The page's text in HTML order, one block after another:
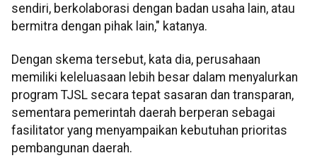
sendiri, berkolaborasi dengan badan usaha lain, atau
bermitra dengan pihak lain," katanya.
Dengan skema tersebut, kata dia, perusahaan
memiliki keleluasaan lebih besar dalam menyalurkan
program TJSL secara tepat sasaran dan transparan,
sementara pemerintah daerah berperan sebagai
fasilitator yang menyampaikan kebutuhan prioritas
pembangunan daerah.